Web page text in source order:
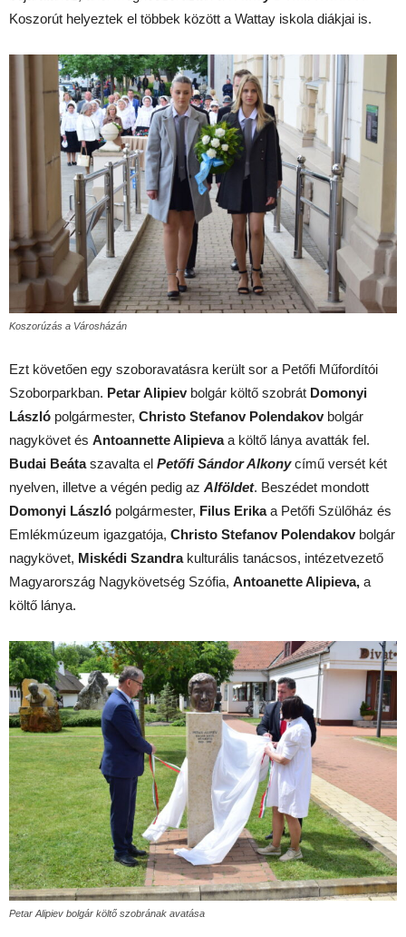
Koszorút helyeztek el többek között a Wattay iskola diákjai is.
Koszorúzás a Városházán
Ezt követően egy szoboravatásra került sor a Petőfi Műfordítói
Szoborparkban. Petar Alipiev bolgár költő szobrát Domonyi
László polgármester, Christo Stefanov Polendakovbolgár
nagykövet és Antoannette Alipievaa költő lánya avatták fel.
Budai Beátaszavalta el Petőfi Sándor Alkony című versét két
nyelven, illetve a végén pedig az Alföldet. Beszédet mondott
Domonyi László polgármester, Filus Erikaa Petőfi Szülőház és
Emlékmúzeum igazgatója, Christo Stefanov Polendakovbolgár
nagykövet, Miskédi Szandrakulturális tanácsos, intézetvezető
Magyarország Nagykövetség Szófia, Antoanette Alipieva, a
költő lánya.
Petar Alipiev bolgár költő szobrának avatása